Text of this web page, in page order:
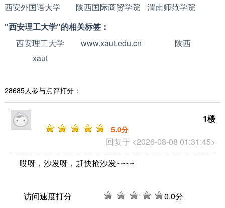
西安外国语大学
陕西国际商贸学院
渭南师范学院
"西安理工大学"的相关标签：
西安理工大学
www.xaut.edu.cn
陕西
xaut
28685人参与点评打分：
回复于 <2026-08-08 01:31:45>
1楼
5.0分
哎呀，沙发呀，赶快抢沙发~~~~
访问速度打分 0.0分